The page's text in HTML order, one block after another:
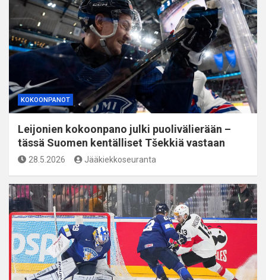
KOKOONPANOT
Leijonien kokoonpano julki puolivälierään –
tässä Suomen kentälliset Tšekkiä vastaan
28.5.2026 Jääkiekkoseuranta